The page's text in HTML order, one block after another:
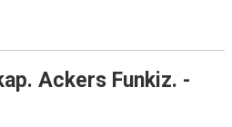
Ackers Funkiz. -